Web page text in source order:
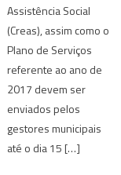
Assistência Social
(Creas), assim como o
Plano de Serviços
referente ao ano de
2017 devem ser
enviados pelos
gestores municipais
até o dia 15 […]